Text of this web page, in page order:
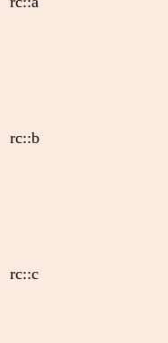
rc::b
rc::c